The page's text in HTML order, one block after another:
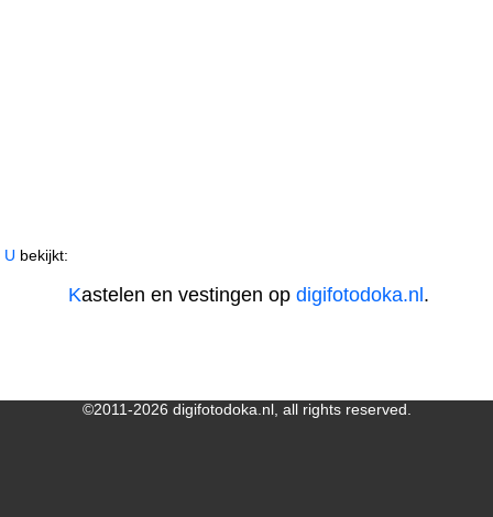
U bekijkt:
Kastelen en vestingen opdigifotodoka.nl .
©2011-2026 digifotodoka.nl, all rights reserved.